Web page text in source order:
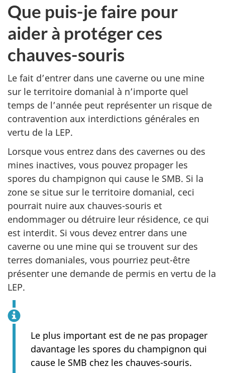
Que puis-je faire pour
aider à protéger ces
chauves-souris
Le fait d’entrer dans une caverne ou une mine
sur le territoire domanial à n’importe quel
temps de l’année peut représenter un risque de
contravention aux interdictions générales en
vertu de la LEP.
Lorsque vous entrez dans des cavernes ou des
mines inactives, vous pouvez propager les
spores du champignon qui cause le SMB. Si la
zone se situe sur le territoire domanial, ceci
pourrait nuire aux chauves-souris et
endommager ou détruire leur résidence, ce qui
est interdit. Si vous devez entrer dans une
caverne ou une mine qui se trouvent sur des
terres domaniales, vous pourriez peut-être
présenter une demande de permis en vertu de la
LEP.
Le plus important est de ne pas propager
davantage les spores du champignon qui
cause le SMB chez les chauves-souris.